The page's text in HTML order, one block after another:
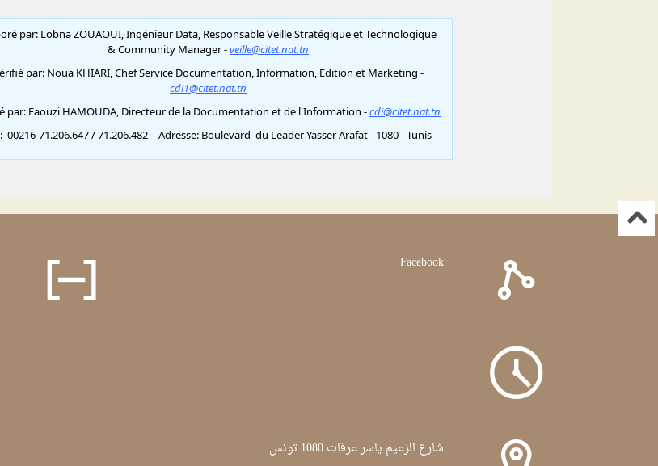
Facebook
شارع الزعيم ياسر عرفات 1080 تونس